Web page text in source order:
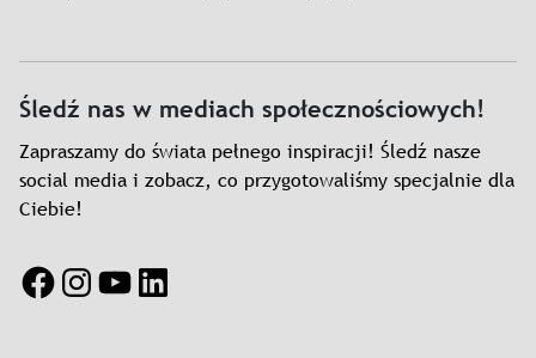
Śledź nas w mediach społecznościowych!
Zapraszamy do świata pełnego inspiracji! Śledź nasze
social media i zobacz, co przygotowaliśmy specjalnie dla
Ciebie!
Facebook
Instagram
YouTube
LinkedIn